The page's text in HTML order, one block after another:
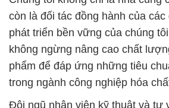
trong ngành công nghiệp hóa
Đội ngũ nhân viên kỹ thuật và tư
luôn sẵn sàng hỗ trợ khách hàng
lựa sản phẩm phù hợp nhất với
của họ. Chúng tôi hiểu rõ rằng
gốm sứ đặt ra những yêu cầu